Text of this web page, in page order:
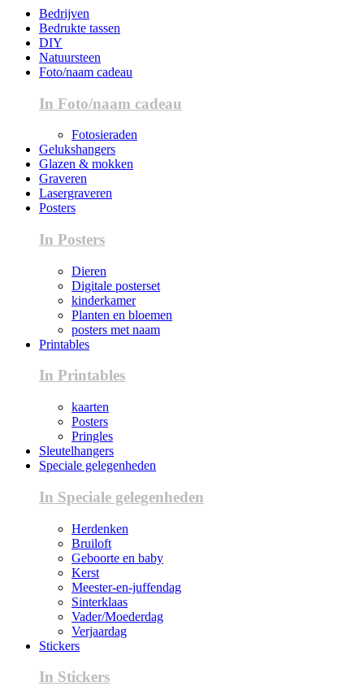
Bedrijven
Bedrukte tassen
DIY
Natuursteen
Foto/naam cadeau
In Foto/naam cadeau
Fotosieraden
Gelukshangers
Glazen & mokken
Graveren
Lasergraveren
Posters
In Posters
Dieren
Digitale posterset
kinderkamer
Planten en bloemen
posters met naam
Printables
In Printables
kaarten
Posters
Pringles
Sleutelhangers
Speciale gelegenheden
In Speciale gelegenheden
Herdenken
Bruiloft
Geboorte en baby
Kerst
Meester-en-juffendag
Sinterklaas
Vader/Moederdag
Verjaardag
Stickers
In Stickers